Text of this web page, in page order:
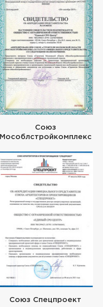
Союз
Мособлстройкомплекс
Союз Спецпроект